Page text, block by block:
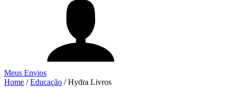
Meus Envios
Home / Educação / Hydra Livros